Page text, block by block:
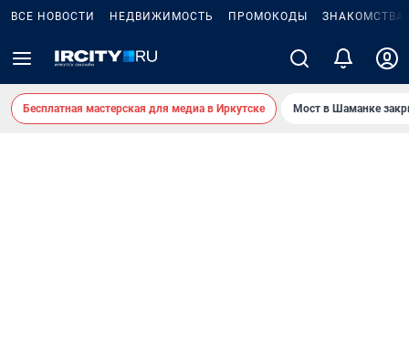
ВСЕ НОВОСТИ НЕДВИЖИМОСТЬ ПРОМОКОДЫ ЗНАКОМСТВА
Бесплатная мастерская для медиа в Иркутске Мост в Шаманке